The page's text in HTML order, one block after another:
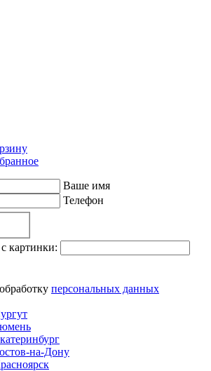
Ваше имя
Телефон
картинки:
персональных данных
на-Дону